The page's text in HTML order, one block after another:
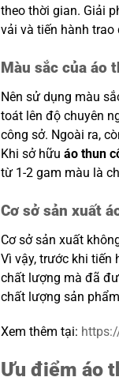
theo thời gian. Giải
vải và tiến hành
Màu sắc của áo
Nên sử dụng màu
toát lên độ chuyên
công sở. Ngoài ra,
Khi sở hữuáo thun
từ 1-2 gam màu là
Cơ sở sản xuất
Cơ sở sản xuất
Vì vậy, trước khi tiến
chất lượng mà đã
chất lượng sản
Xem thêm tại:
Ưu điểm áo